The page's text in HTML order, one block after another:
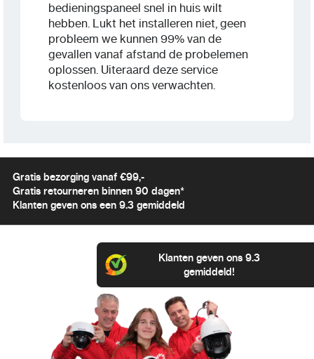
bedieningspaneel snel in huis wilt
hebben. Lukt het installeren niet, geen
probleem we kunnen 99% van de
gevallen vanaf afstand de probelemen
oplossen. Uiteraard deze service
kostenloos van ons verwachten.
Gratis bezorging vanaf €99,-
Gratis retourneren binnen 90 dagen*
Klanten geven ons een 9.3 gemiddeld
Klanten geven ons 9.3
gemiddeld!